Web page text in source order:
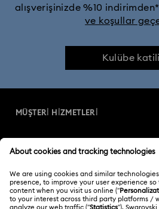
alışverişinizde %10
ve koşullar
Kulübe
MÜŞTERİ HİZMETLERİ
Sipariş Takibi
Nakliye
Kayıt